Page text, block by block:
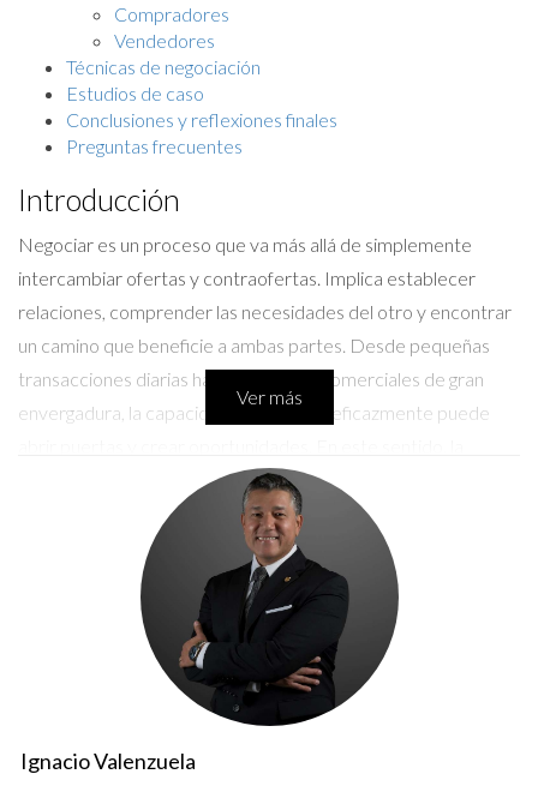
Compradores
Vendedores
Técnicas de negociación
Estudios de caso
Conclusiones y reflexiones finales
Preguntas frecuentes
Introducción
Negociar es un proceso que va más allá de simplemente
intercambiar ofertas y contraofertas. Implica establecer
relaciones, comprender las necesidades del otro y encontrar
un camino que beneficie a ambas partes. Desde pequeñas
transacciones diarias hasta acuerdos comerciales de gran
envergadura, la capacidad de negociar eficazmente puede
negociación es una habilidad demandada en diversas áreas,
desde el lado empresarial hasta el personal, y es crucial para
quienes buscan optimizar sus interacciones y maximizar sus
¿Quiénes necesitan negociar?
La negociación es una competencia que abarca a una
variedad de actores en diferentes contextos. Tanto
compradores como vendedores deben desarrollar
Ver más
Ignacio Valenzuela